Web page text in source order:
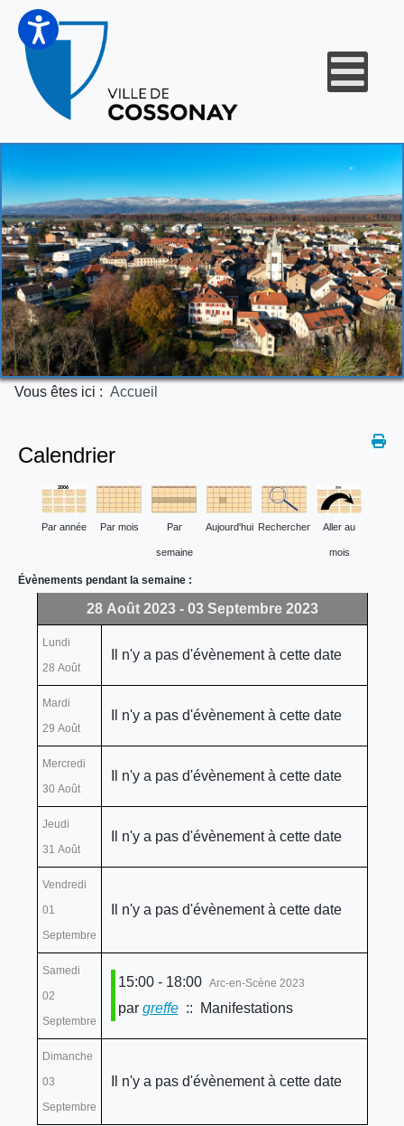
Vous êtes ici : Accueil
Calendrier
Par année Par mois Par
semaine
Aujourd'hui Rechercher Aller au
mois
Évènements pendant la semaine :
28 Août 2023 - 03 Septembre 2023
Lundi
28 Août
Il n'y a pas d'évènement à cette date
Mardi
29 Août
Il n'y a pas d'évènement à cette date
Mercredi
30 Août
Il n'y a pas d'évènement à cette date
Jeudi
31 Août
Il n'y a pas d'évènement à cette date
Vendredi
01
Septembre
Il n'y a pas d'évènement à cette date
Samedi
02
Septembre
15:00 - 18:00 Arc-en-Scène 2023
par greffe:: Manifestations
Dimanche
03
Septembre
Il n'y a pas d'évènement à cette date